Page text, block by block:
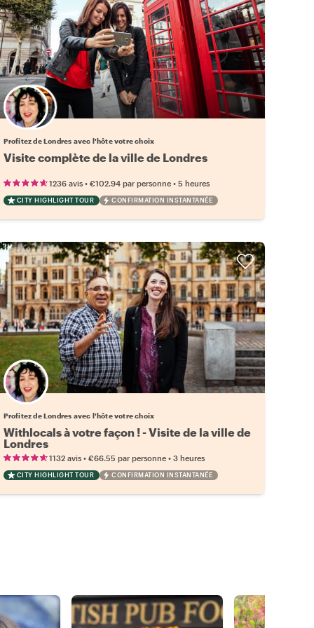
Choisissez votre local favori
Profitez de Londres avec l'hôte votre choix
Visite complète de la ville de Londres
1236 avis• €102.94 par personne• 5 heures
CITY HIGHLIGHT TOUR CONFIRMATION INSTANTANÉE
Choisissez votre local favori
Profitez de Londres avec l'hôte votre choix
Withlocals à votre façon ! - Visite de la ville de
Londres
1132 avis• €66.55 par personne• 3 heures
CITY HIGHLIGHT TOUR CONFIRMATION INSTANTANÉE